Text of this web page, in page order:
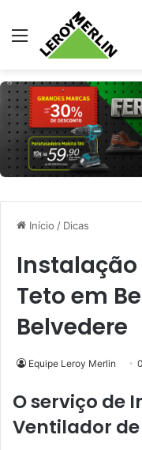
Menu
Início / Dicas
Teto em
Belvedere
Equipe Leroy Merlin
O serviço de
Ventilador